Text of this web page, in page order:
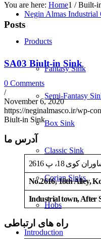
Negin Almas Industrial
Products
Fantasy Sink
Semi-Fantasy
Box Sink
Classic Sink
Corian Sinks
Hobs
Introduction
You are here: Home1 / Built-
Posts
SA03 Biult-in Sink
0 Comments
/
November 6, 2020
https://neginalmasco.ir/wp-
Biult-in Sink
آدرس ما
18، پ 2616
No.2616, 18th Alley,
Industrial town, After
راه های ارتباطی